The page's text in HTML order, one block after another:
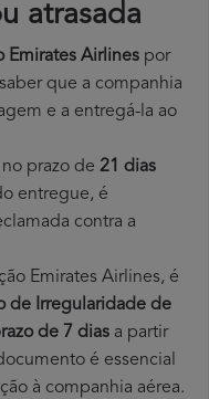
atrasada
Emirates Airlines por
que a companhia
e a entregá-la ao
prazo de 21 dias
entregue, é
contra a
Emirates Airlines, é
de Irregularidade de
de 7 dias a partir
é essencial
à companhia aérea.